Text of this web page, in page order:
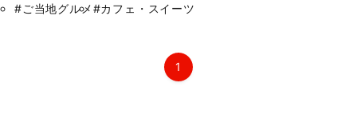
#ご当地グルメ#カフェ・スイーツ
1